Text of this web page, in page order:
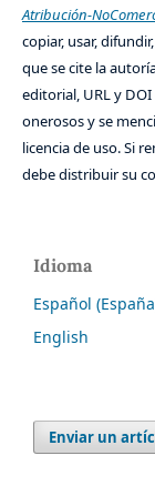
Atribución-
copiar, usar,
que se cite la
editorial, URL y
onerosos y se
licencia de uso. Si
debe distribuir su
Idioma
Español
English
Enviar un